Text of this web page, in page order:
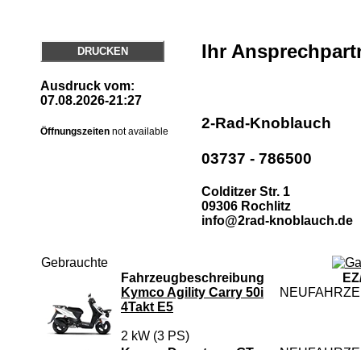
DRUCKEN
Ausdruck vom:
07.08.2026-21:27
Öffnungszeiten not available
Ihr
2-Rad-Knoblauch
03737 - 786500
Colditzer Str. 1
09306 Rochlitz
info@2rad-knoblauch.de
Gebrauchte
Fahrzeugbeschreibung
Kymco Agility Carry 50i
4Takt E5
2 kW (3 PS)